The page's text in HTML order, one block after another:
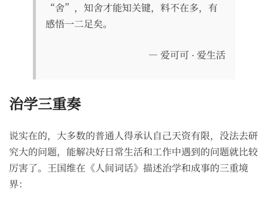
“舍”，知舍才能知关键，料不在多，有
感悟一二足矣。
— 爱可可 · 爱生活
治学三重奏
说实在的，大多数的普通人得承认自己天资有限，没法去研
究大的问题，能解决好日常生活和工作中遇到的问题就比较
厉害了。王国维在《人间词话》描述治学和成事的三重境
界：